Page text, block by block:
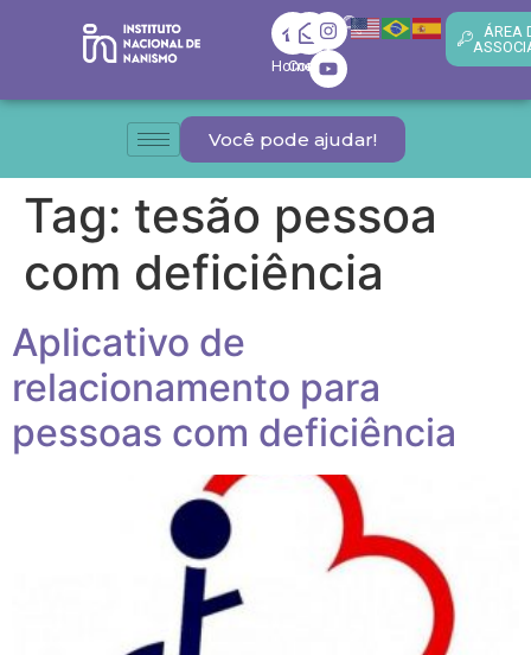
Home
Contato
ÁREA
Você pode ajudar!
Tag: tesão pessoa
com deficiência
Aplicativo de
relacionamento para
pessoas com deficiência